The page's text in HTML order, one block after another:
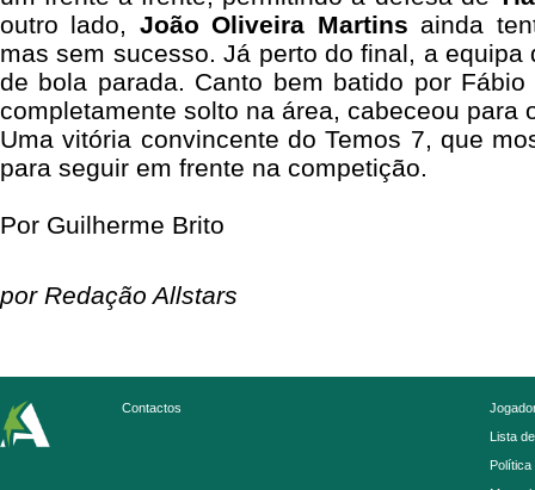
outro lado, João Oliveira Martins ainda
mas sem sucesso. Já perto do final, a
de bola parada. Canto bem batido por
completamente solto na área, cabeceou para
Uma vitória convincente do Temos 7, que
para seguir em frente na competição.
Por Guilherme Brito
por Redação Allstars
Contactos
Lista
Política